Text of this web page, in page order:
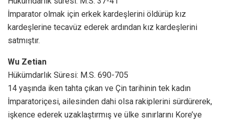
İmparator olmak için erkek kardeşlerini öldürüp kız
kardeşlerine tecavüz ederek ardından kız kardeşlerini
satmıştır.
Wu Zetian
Hükümdarlık Süresi: M.S. 690-705
14 yaşında iken tahta çıkan ve Çin tarihinin tek kadın
İmparatoriçesi, ailesinden dahi olsa rakiplerini sürdürerek,
işkence ederek uzaklaştırmış ve ülke sınırlarını Kore’ye